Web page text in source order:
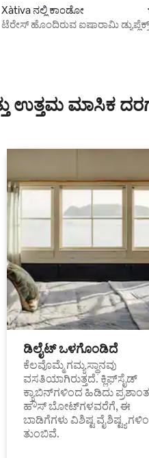
ರೇಟಿಂಗ್, 37 ವಿಮರ್ಶೆಗಳು
Xàtiva ನಲ್ಲಿ ಕಾಂಡೋ
ಟೆರೇಸ್ ಹೊಂದಿರುವ ಐಷಾರಾಮಿ
ಮಾಸಿಕ
ಡಿಲೈಟ್ ಒಳಗೊಂಡಿದೆ
ಕೆಲವೊಮ್ಮೆ ಗಮ್ಯಸ್ಥಾನವು
ವಸತಿಯಾಗಿರುತ್ತದೆ. ಕ್ಲಿಫ್‌ಸೈಡ್
ಕ್ಯಾಬಿನ್‌ಗಳಿಂದ ಹಿಡಿದು
ಹೌಸ್ ಬೋಟ್‌ಗಳವರೆಗೆ, ಈ
ಬಾಡಿಗೆಗಳು ವಿಶಿಷ್ಟ
ತುಂಬಿವೆ.